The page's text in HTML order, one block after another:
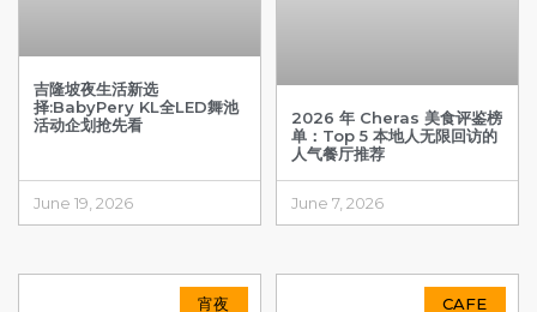
吉隆坡夜生活新选
择:BabyPery KL全LED舞池
活动企划抢先看
June 19, 2026
2026 年 Cheras 美食评鉴榜
单：Top 5 本地人无限回访的
人气餐厅推荐
June 7, 2026
宵夜 CAFE